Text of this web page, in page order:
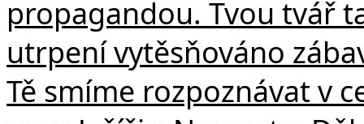
propagandou. Tvou tvář
utrpení vytěsňováno
Tě smíme rozpoznávat v